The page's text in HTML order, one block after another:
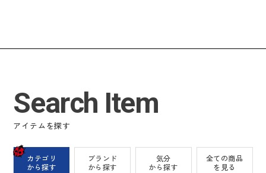
Search Item
アイテムを探す
カテゴリ
から探す
ブランド
から探す
気分
から探す
全ての商品
を見る